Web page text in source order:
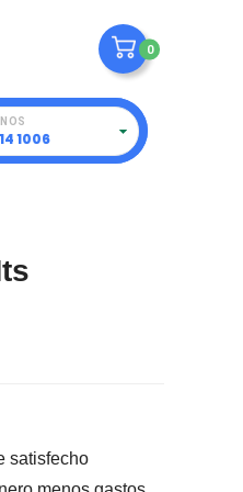
0
1006
satisfecho